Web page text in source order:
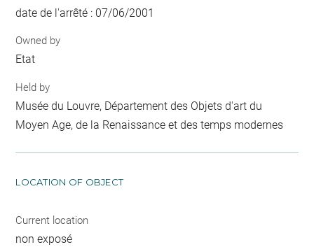
date de l'arrêté : 07/06/2001
Owned by
Etat
Held by
Musée du Louvre, Département des Objets d'art du
Moyen Age, de la Renaissance et des temps modernes
LOCATION OF OBJECT
Current location
non exposé